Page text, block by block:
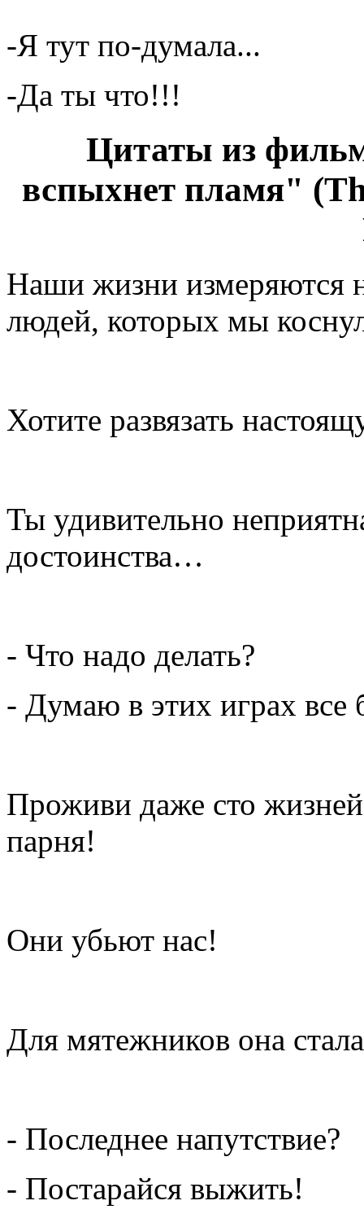
-Я тут по-думала...
-Да ты что!!!
Цитаты из
вспыхнет пламя"
Наши жизни измеряются
людей, которых мы
Хотите развязать
Ты удивительно
достоинства…
- Что надо делать?
- Думаю в этих играх все
Проживи даже сто
парня!
Они убьют нас!
Для мятежников она
- Последнее напутствие?
- Постарайся выжить!